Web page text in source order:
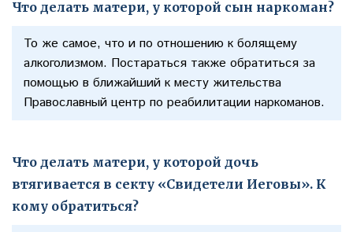
Что делать матери, у которой сын наркоман?
То же самое, что и по отношению к болящему
алкоголизмом. Постараться также обратиться за
помощью в ближайший к месту жительства
Православный центр по реабилитации наркоманов.
Что делать матери, у которой дочь
втягивается в секту «Свидетели Иеговы». К
кому обратиться?